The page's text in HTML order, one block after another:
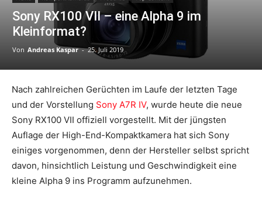
Sony RX100 VII – eine Alpha 9 im
Kleinformat?
Von Andreas Kaspar - 25. Juli 2019
Nach zahlreichen Gerüchten im Laufe der letzten Tage
und der Vorstellung Sony A7R IV, wurde heute die neue
Sony RX100 VII offiziell vorgestellt. Mit der jüngsten
Auflage der High-End-Kompaktkamera hat sich Sony
einiges vorgenommen, denn der Hersteller selbst spricht
davon, hinsichtlich Leistung und Geschwindigkeit eine
kleine Alpha 9 ins Programm aufzunehmen.